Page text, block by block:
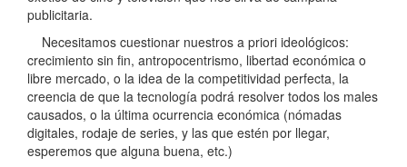
publicitaria.
Necesitamos cuestionar nuestros a priori ideológicos:
crecimiento sin fin, antropocentrismo, libertad económica o
libre mercado, o la idea de la competitividad perfecta, la
creencia de que la tecnología podrá resolver todos los males
causados, o la última ocurrencia económica (nómadas
digitales, rodaje de series, y las que estén por llegar,
esperemos que alguna buena, etc.)